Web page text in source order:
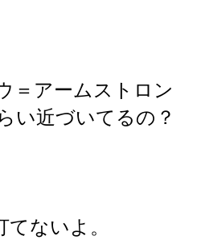
＝アームストロン
い近づいてるの？
ないよ。